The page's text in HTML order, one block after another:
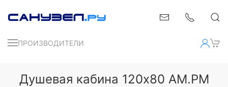
ПРОИЗВОДИТЕЛИ
Душевая кабина 120x80 AM.PM